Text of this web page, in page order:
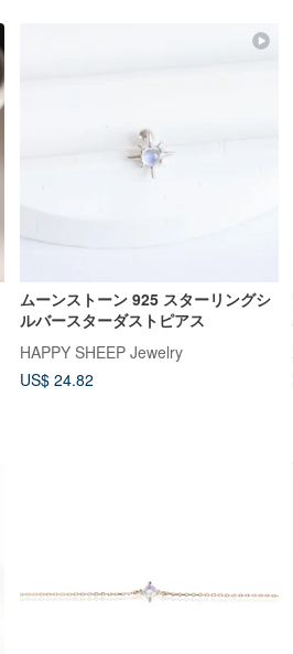
ムーンストーン 925 スターリングシ
ルバースターダストピアス
HAPPY SHEEP Jewelry
US$ 24.82